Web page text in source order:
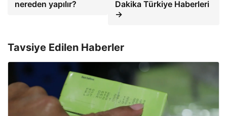
nereden yapılır?
Dakika Türkiye Haberleri
→
Tavsiye Edilen Haberler